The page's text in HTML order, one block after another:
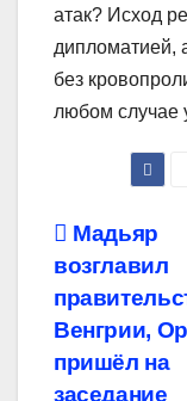
атак? Исход
дипломатией,
без
любом случае
по
Мадьяр
возглавил
Венгрии,
пришёл на
заседание